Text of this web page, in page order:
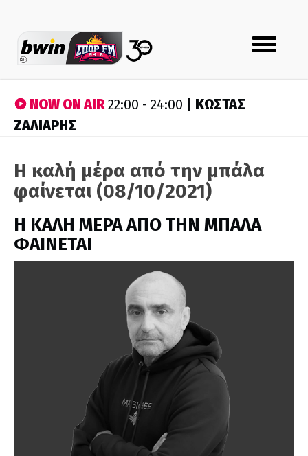
Toggle
navigation
NOW ON AIR22:00 - 24:00 | ΚΩΣΤΑΣ
ΖΑΛΙΑΡΗΣ
Η καλή μέρα από την μπάλα
φαίνεται (08/10/2021)
H ΚΑΛΗ ΜΕΡΑ ΑΠΟ ΤΗΝ ΜΠΑΛΑ
ΦΑΙΝΕΤΑΙ